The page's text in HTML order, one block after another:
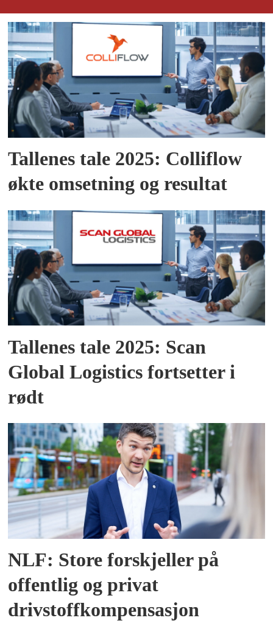
Tallenes tale 2025: Colliflow
økte omsetning og resultat
Tallenes tale 2025: Scan
Global Logistics fortsetter i
rødt
NLF: Store forskjeller på
offentlig og privat
drivstoffkompensasjon